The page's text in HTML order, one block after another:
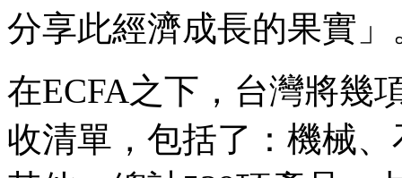
分享此經濟成長的果實」
在ECFA之下，台灣將幾
收清單，包括了：機械